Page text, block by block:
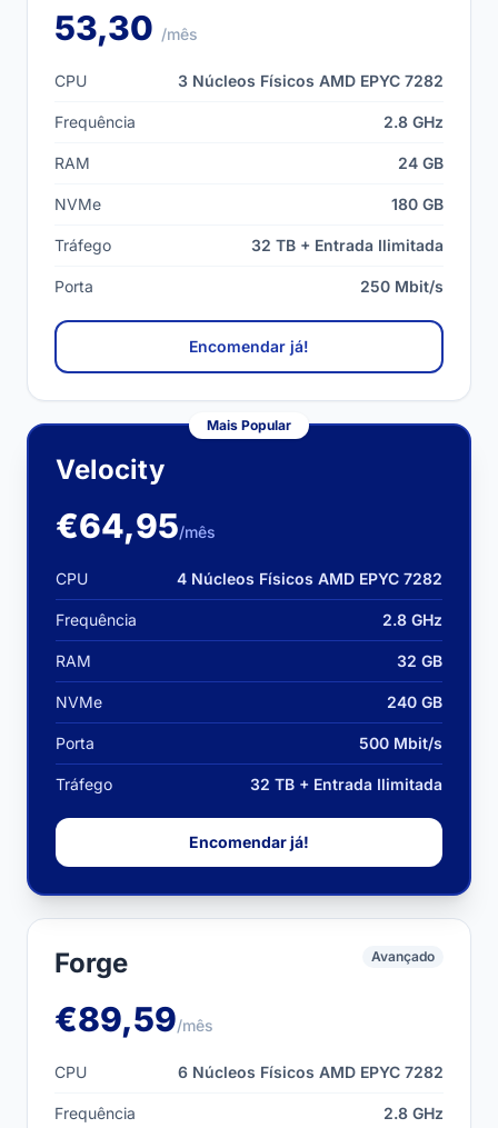
53,30 /mês
CPU 3 Núcleos Físicos AMD EPYC 7282
Frequência 2.8 GHz
RAM 24 GB
NVMe 180 GB
Tráfego 32 TB + Entrada Ilimitada
Porta 250 Mbit/s
Encomendar já!
Mais Popular
Velocity
€64,95/mês
CPU 4 Núcleos Físicos AMD EPYC 7282
Frequência 2.8 GHz
RAM 32 GB
NVMe 240 GB
Porta 500 Mbit/s
Tráfego 32 TB + Entrada Ilimitada
Encomendar já!
Forge Avançado
€89,59/mês
CPU 6 Núcleos Físicos AMD EPYC 7282
Frequência 2.8 GHz